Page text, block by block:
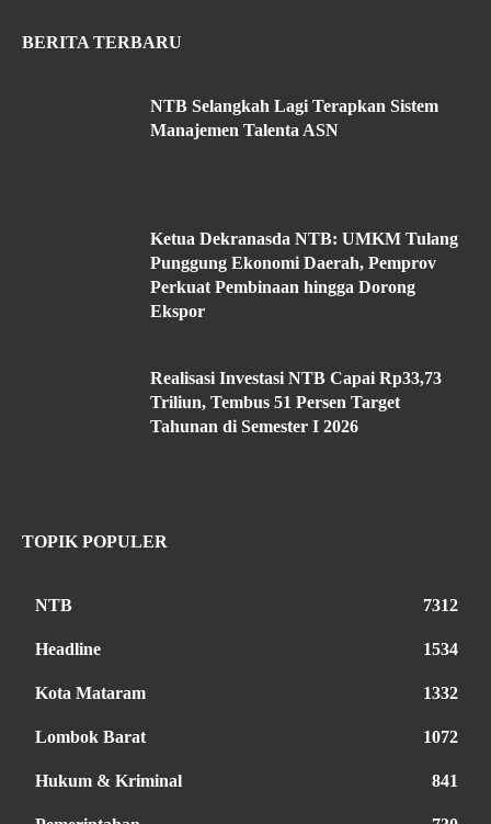
BERITA TERBARU
NTB Selangkah Lagi Terapkan Sistem
Manajemen Talenta ASN
Ketua Dekranasda NTB: UMKM Tulang
Punggung Ekonomi Daerah, Pemprov
Perkuat Pembinaan hingga Dorong
Ekspor
Realisasi Investasi NTB Capai Rp33,73
Triliun, Tembus 51 Persen Target
Tahunan di Semester I 2026
TOPIK POPULER
NTB 7312
Headline 1534
Kota Mataram 1332
Lombok Barat 1072
Hukum & Kriminal 841